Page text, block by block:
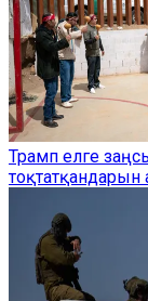
Трамп елге
тоқтатқандарын